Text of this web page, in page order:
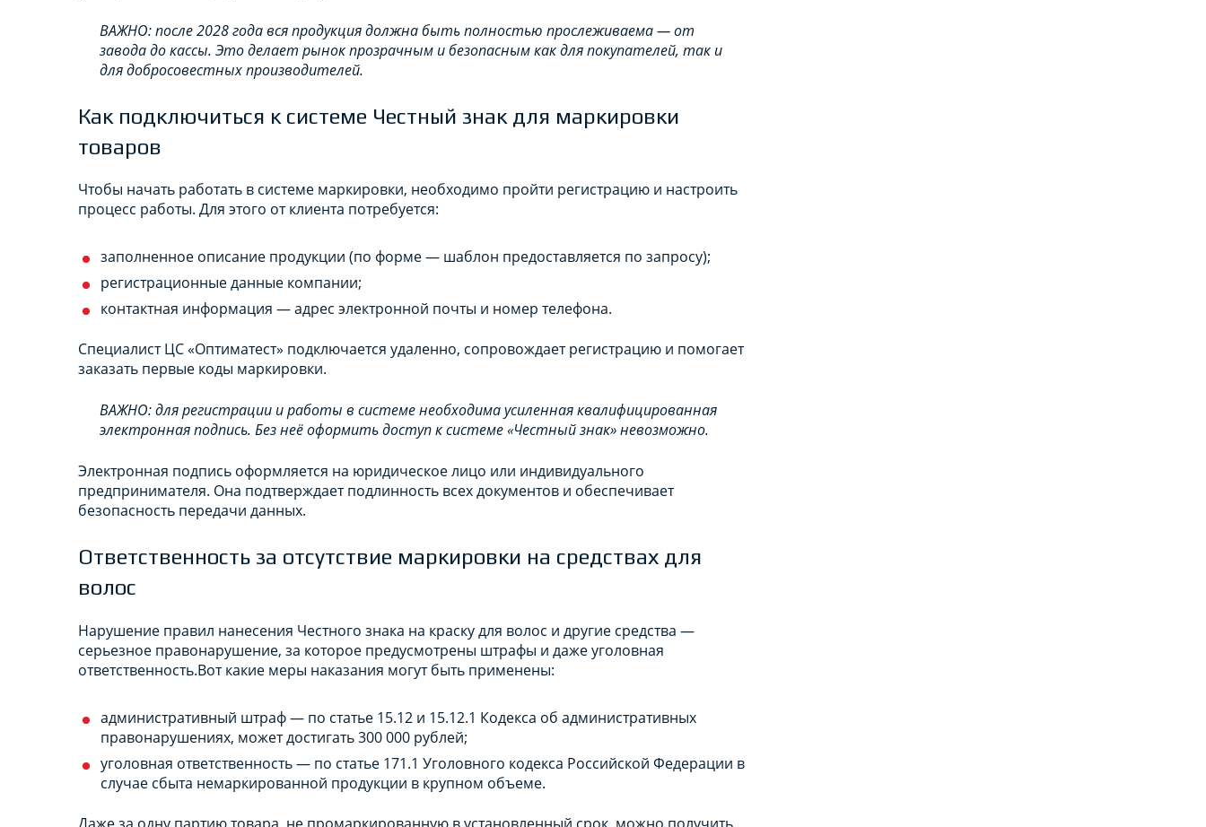
ВАЖНО: после 2028 года вся продукция должна быть полностью прослеживаема — от
завода до кассы. Это делает рынок прозрачным и безопасным как для покупателей, так и
для добросовестных производителей.
Как подключиться к системе Честный знак для маркировки
товаров
Чтобы начать работать в системе маркировки, необходимо пройти регистрацию и настроить
процесс работы. Для этого от клиента потребуется:
заполненное описание продукции (по форме — шаблон предоставляется по запросу);
регистрационные данные компании;
контактная информация — адрес электронной почты и номер телефона.
Специалист ЦС «Оптиматест» подключается удаленно, сопровождает регистрацию и помогает
заказать первые коды маркировки.
ВАЖНО: для регистрации и работы в системе необходима усиленная квалифицированная
электронная подпись. Без неё оформить доступ к системе «Честный знак» невозможно.
Электронная подпись оформляется на юридическое лицо или индивидуального
предпринимателя. Она подтверждает подлинность всех документов и обеспечивает
безопасность передачи данных.
Ответственность за отсутствие маркировки на средствах для
волос
Нарушение правил нанесения Честного знака на краску для волос и другие средства —
серьезное правонарушение, за которое предусмотрены штрафы и даже уголовная
ответственность.Вот какие меры наказания могут быть применены:
административный штраф — по статье 15.12 и 15.12.1 Кодекса об административных
правонарушениях, может достигать 300 000 рублей;
уголовная ответственность — по статье 171.1 Уголовного кодекса Российской Федерации в
случае сбыта немаркированной продукции в крупном объеме.